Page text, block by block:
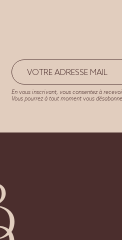
En vous inscrivant, vous consentez à
Vous pourrez à tout moment vous